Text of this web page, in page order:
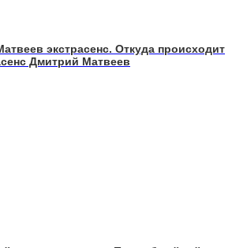
экстрасенс. Откуда происходит
Дмитрий Матвеев